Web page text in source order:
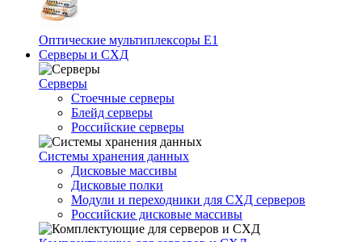
Оптические мультиплексоры Е1
Серверы и СХД
Серверы
Стоечные серверы
Блейд серверы
Российские серверы
Системы хранения данных
Дисковые массивы
Дисковые полки
Модули и переходники для СХД серверов
Российские дисковые массивы